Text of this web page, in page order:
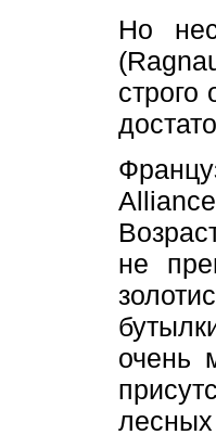
Но
строго
Alliance
не
очень